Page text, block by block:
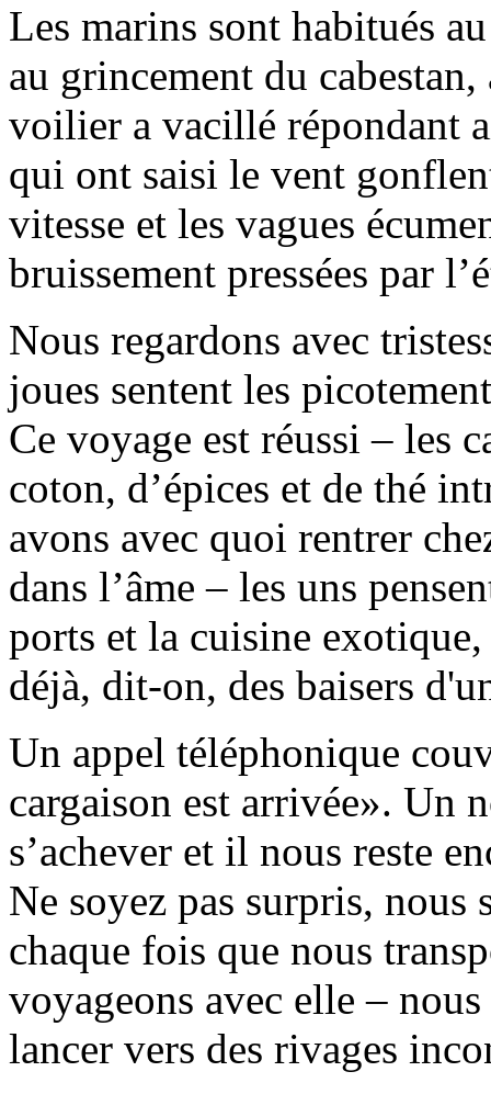
Les marins sont habitués
au grincement du
voilier a vacillé répondant
qui ont saisi le vent
vitesse et les vagues
bruissement pressées par
Nous regardons avec
joues sentent les
Ce voyage est réussi – les
coton, d’épices et de thé
avons avec quoi rentrer
dans l’âme – les uns
ports et la cuisine
déjà, dit-on, des baisers
Un appel téléphonique
cargaison est arrivée». Un
s’achever et il nous reste
Ne soyez pas surpris, nous
chaque fois que nous
voyageons avec elle –
lancer vers des rivages